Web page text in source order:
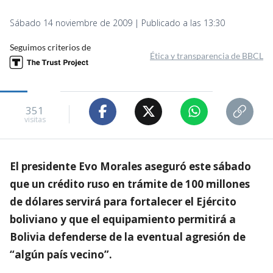
Sábado 14 noviembre de 2009 | Publicado a las 13:30
Seguimos criterios de
Ética y transparencia de BBCL
351
visitas
El presidente Evo Morales aseguró este sábado
que un crédito ruso en trámite de 100 millones
de dólares servirá para fortalecer el Ejército
boliviano y que el equipamiento permitirá a
Bolivia defenderse de la eventual agresión de
“algún país vecino”.